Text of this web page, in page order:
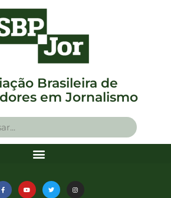
Brasileira de
em Jornalismo